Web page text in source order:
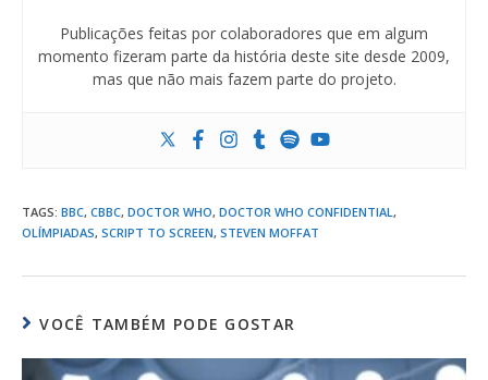
Publicações feitas por colaboradores que em algum
momento fizeram parte da história deste site desde 2009,
mas que não mais fazem parte do projeto.
TAGS: BBC, CBBC, DOCTOR WHO, DOCTOR WHO CONFIDENTIAL ,
OLÍMPIADAS, SCRIPT TO SCREEN, STEVEN MOFFAT
VOCÊ TAMBÉM PODE GOSTAR